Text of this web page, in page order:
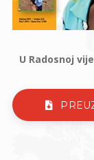
U Radosnoj